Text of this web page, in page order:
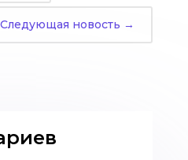
Следующая новость →